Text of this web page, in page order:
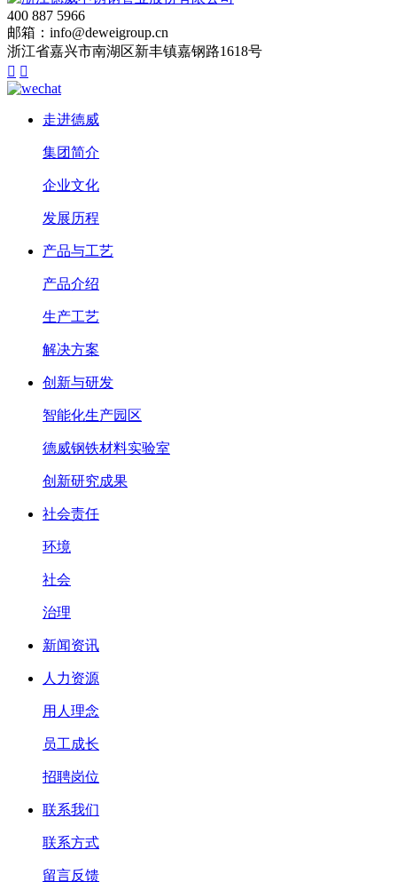
400 887 5966
邮箱：info@deweigroup.cn
浙江省嘉兴市南湖区新丰镇嘉钢路1618号
 
走进德威
集团简介
企业文化
发展历程
产品与工艺
产品介绍
生产工艺
解决方案
创新与研发
智能化生产园区
德威钢铁材料实验室
创新研究成果
社会责任
环境
社会
治理
新闻资讯
人力资源
用人理念
员工成长
招聘岗位
联系我们
联系方式
留言反馈